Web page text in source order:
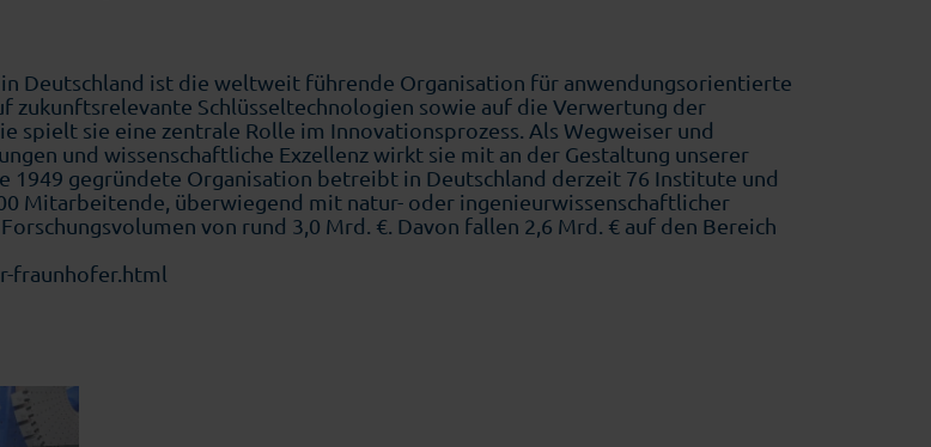
Deutschland ist die weltweit führende Organisation für anwendungsorientierte
zukunftsrelevante Schlüsseltechnologien sowie auf die Verwertung der
spielt sie eine zentrale Rolle im Innovationsprozess. Als Wegweiser und
und wissenschaftliche Exzellenz wirkt sie mit an der Gestaltung unserer
1949 gegründete Organisation betreibt in Deutschland derzeit 76 Institute und
Mitarbeitende, überwiegend mit natur- oder ingenieurwissenschaftlicher
von rund 3,0 Mrd. €. Davon fallen 2,6 Mrd. € auf den Bereich
fraunhofer.html